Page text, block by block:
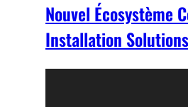
Nouvel Écosystème
Installation Solutions